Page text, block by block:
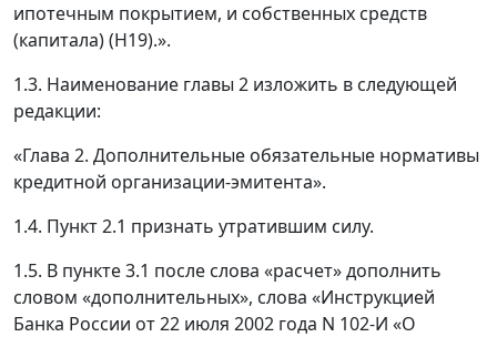
ипотечным покрытием, и собственных средств
(капитала) (Н19).».
1.3. Наименование главы 2 изложить в следующей
редакции:
«Глава 2. Дополнительные обязательные нормативы
кредитной организации-эмитента».
1.4. Пункт 2.1 признать утратившим силу.
1.5. В пункте 3.1 после слова «расчет» дополнить
словом «дополнительных», слова «Инструкцией
Банка России от 22 июля 2002 года N 102-И «О